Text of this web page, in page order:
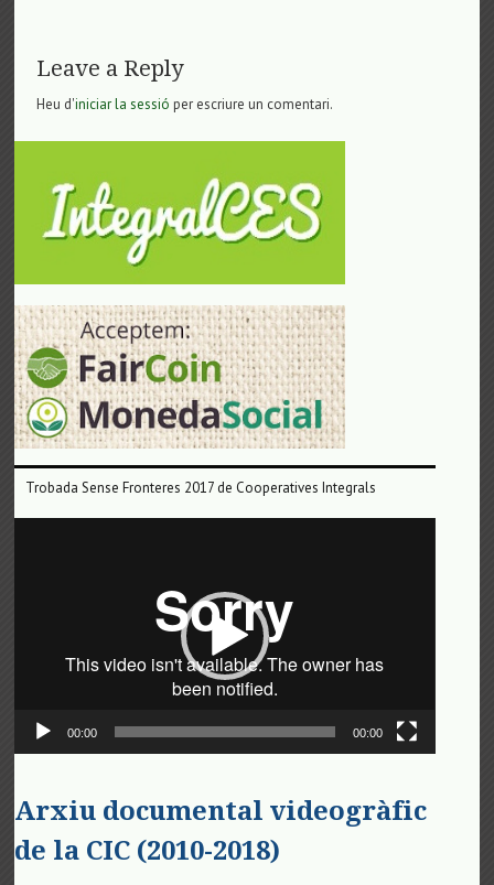
Leave a Reply
Heu d'iniciar la sessió per escriure un comentari.
Trobada Sense Fronteres 2017 de Cooperatives Integrals
00:00 00:00
Arxiu documental videogràfic
de la CIC (2010-2018)